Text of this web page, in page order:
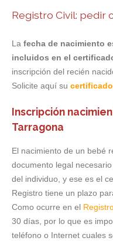
Registro Civil: pedir
La fecha de nacimiento
incluidos en el
inscripción del recién
Solicite aquí su
Inscripción
Tarragona
El nacimiento de un bebé
documento legal
del individuo, y ese es el
Registro tiene un plazo
Como ocurre en el
30 días, por lo que es
teléfono o Internet cuales